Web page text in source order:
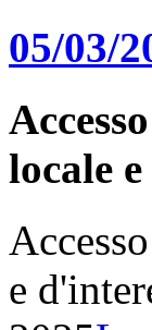
05/03/
locale
e